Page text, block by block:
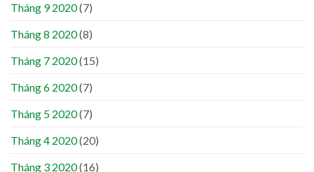
Tháng 9 2020(7)
Tháng 8 2020(8)
Tháng 7 2020(15)
Tháng 6 2020(7)
Tháng 5 2020(7)
Tháng 4 2020(20)
Tháng 3 2020(16)